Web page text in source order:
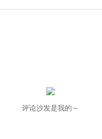
评论沙发是我的～